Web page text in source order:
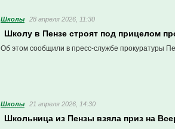
Школы 28 апреля 2026, 11:30
Школу в Пензе строят под прицелом
Об этом сообщили в пресс-службе прокуратуры
Школы 21 апреля 2026, 14:30
Школьница из Пензы взяла приз на